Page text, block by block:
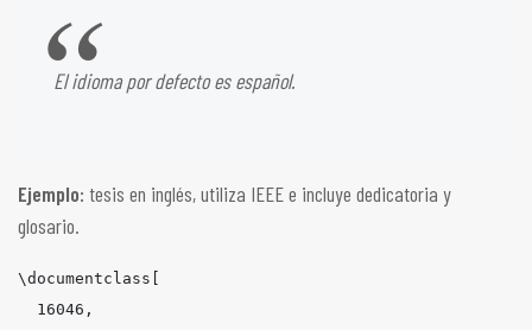
El idioma por defecto es español.
Ejemplo: tesis en inglés, utiliza IEEE e incluye dedicatoria y
glosario.
\documentclass
  16046,